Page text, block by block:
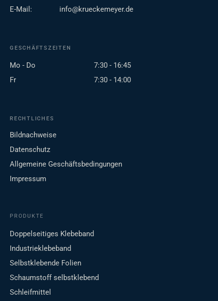
E-Mail:
info@krueckemeyer.de
GESCHÄFTSZEITEN
Mo - Do
7:30 - 16:45
Fr
7:30 - 14:00
RECHTLICHES
Bildnachweise
Datenschutz
Allgemeine Geschäftsbedingungen
Impressum
PRODUKTE
Doppelseitiges Klebeband
Industrieklebeband
Selbstklebende Folien
Schaumstoff selbstklebend
Schleifmittel